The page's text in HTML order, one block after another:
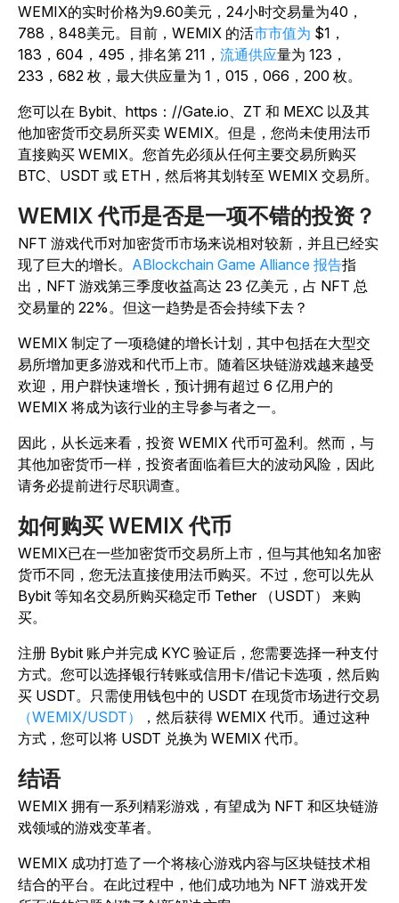
WEMIX的实时价格为9.60美元，24小时交易量为40，
788，848美元。目前，WEMIX 的活市市值为 $1，
183，604，495，排名第 211， 流通供应量为 123，
233，682 枚，最大供应量为 1，015，066，200 枚。
您可以在 Bybit、https：//Gate.io、ZT 和 MEXC 以及其
他加密货币交易所买卖 WEMIX。但是，您尚未使用法币
直接购买 WEMIX。您首先必须从任何主要交易所购买
BTC、USDT 或 ETH，然后将其划转至 WEMIX 交易所。
WEMIX 代币是否是一项不错的投资？
NFT 游戏代币对加密货币市场来说相对较新，并且已经实
现了巨大的增长。 ABlockchain Game Alliance 报告指
出，NFT 游戏第三季度收益高达 23 亿美元，占 NFT 总
交易量的 22%。但这一趋势是否会持续下去？
WEMIX 制定了一项稳健的增长计划，其中包括在大型交
易所增加更多游戏和代币上市。随着区块链游戏越来越受
欢迎，用户群快速增长，预计拥有超过 6 亿用户的
WEMIX 将成为该行业的主导参与者之一。
因此，从长远来看，投资 WEMIX 代币可盈利。然而，与
其他加密货币一样，投资者面临着巨大的波动风险，因此
请务必提前进行尽职调查。
如何购买 WEMIX 代币
WEMIX已在一些加密货币交易所上市，但与其他知名加密
货币不同，您无法直接使用法币购买。不过，您可以先从
Bybit 等知名交易所购买稳定币 Tether （USDT） 来购
买。
注册 Bybit 账户并完成 KYC 验证后，您需要选择一种支付
方式。您可以选择银行转账或信用卡/借记卡选项，然后购
买 USDT。只需使用钱包中的 USDT 在现货市场进行交易
（WEMIX/USDT）
，然后获得 WEMIX 代币。通过这种
方式，您可以将 USDT 兑换为 WEMIX 代币。
结语
WEMIX 拥有一系列精彩游戏，有望成为 NFT 和区块链游
戏领域的游戏变革者。
WEMIX 成功打造了一个将核心游戏内容与区块链技术相
结合的平台。在此过程中，他们成功地为 NFT 游戏开发